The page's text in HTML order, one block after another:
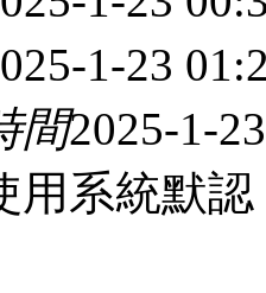
1-23
間2025-1-
用系統默認